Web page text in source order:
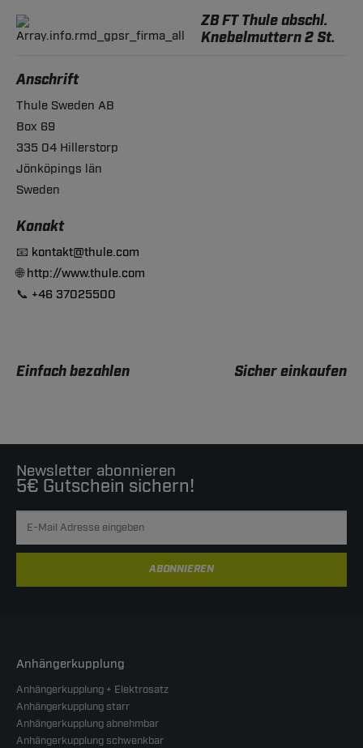
ZB FT Thule abschl.
Knebelmuttern 2 St.
Anschrift
Thule Sweden AB
Box 69
335 04 Hillerstorp
Jönköpings län
Sweden
Konakt
📧 kontakt@thule.com
🌐http://www.thule.com
📞 +46 37025500
Einfach bezahlen Sicher einkaufen
Newsletter abonnieren
5€ Gutschein sichern!
ABONNIEREN
Anhängerkupplung
Anhängerkupplung + Elektrosatz
Anhängerkupplung starr
Anhängerkupplung abnehmbar
Anhängerkupplung schwenkbar